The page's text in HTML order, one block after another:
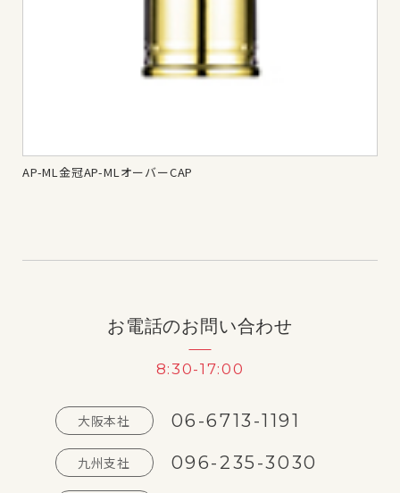
AP-ML金冠AP-MLオーバーCAP
お電話のお問い合わせ
8:30-17:00
大阪本社 06-6713-1191
九州支社 096-235-3030